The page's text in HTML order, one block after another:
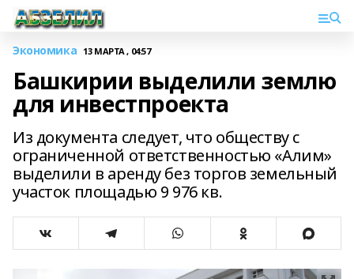
Экономика 13 МАРТА , 04:57
Башкирии выделили землю
для инвестпроекта
Из документа следует, что обществу с
ограниченной ответственностью «Алим»
выделили в аренду без торгов земельный
участок площадью 9 976 кв.